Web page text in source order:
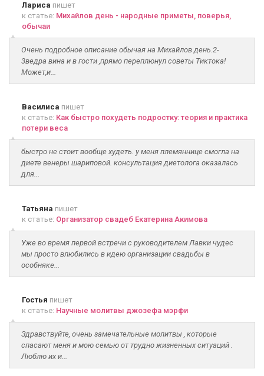
Лариса пишет
к статье: Михайлов день - народные приметы, поверья,
обычаи
Очень подробное описание обычая на Михайлов день.2-
3ведра вина и в гости ,прямо переплюнул советы Тиктока!
Может,и...
Василиса пишет
к статье: Как быстро похудеть подростку: теория и практика
потери веса
быстро не стоит вообще худеть. у меня племяннице смогла на
диете венеры шариповой. консультация диетолога оказалась
для...
Татьяна пишет
к статье: Организатор свадеб Екатерина Акимова
Уже во время первой встречи с руководителем Лавки чудес
мы просто влюбились в идею организации свадьбы в
особняке...
Гостья пишет
к статье: Научные молитвы джозефа мэрфи
Здравствуйте, очень замечательные молитвы , которые
спасают меня и мою семью от трудно жизненных ситуаций .
Люблю их и...